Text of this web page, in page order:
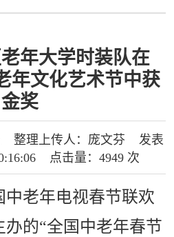
年大学时装队在
年文化艺术节中获
金奖
整理上传人：庞文芬 发表
点击量：4949 次
中老年电视春节联欢
的“全国中老年春节